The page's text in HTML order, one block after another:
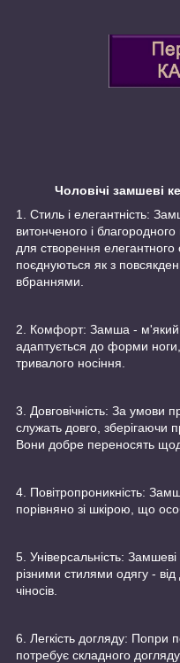
Чоловічі замшеві
1. Стиль і елегантність:
витонченого і
для створення елегантного
поєднуються як з
вбраннями.
2. Комфорт: Замша - м'який
адаптується до форми
тривалого носіння.
3. Довговічність: За умови
служать довго, зберігаючи
Вони добре переносять
4. Повітропроникність:
порівняно зі шкірою, що
5. Універсальність:
різними стилями одягу -
чіносів.
6. Легкість догляду:
потребує складного